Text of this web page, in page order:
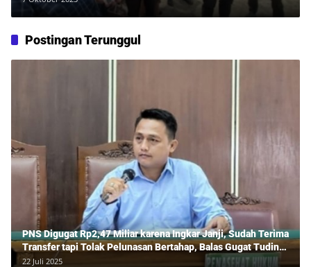
Postingan Terunggul
PNS Digugat Rp2,47 Miliar karena Ingkar Janji, Sudah Terima
Transfer tapi Tolak Pelunasan Bertahap, Balas Gugat Tuding
Lawan Tipu Rp850 Juta
22 Juli 2025